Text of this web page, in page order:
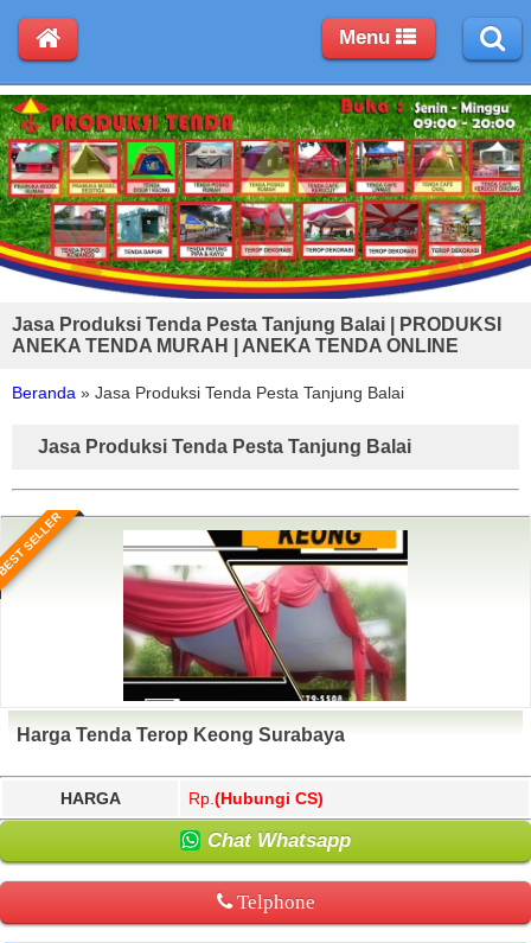
Jasa Produksi Tenda Pesta Tanjung Balai | PRODUKSI
ANEKA TENDA MURAH | ANEKA TENDA ONLINE
Beranda » Jasa Produksi Tenda Pesta Tanjung Balai
Jasa Produksi Tenda Pesta Tanjung Balai
SELLER
Harga Tenda Terop Keong Surabaya
HARGA Rp. (Hubungi CS)
Chat Whatsapp
Telphone
Menu